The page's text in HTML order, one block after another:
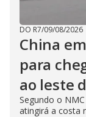
DO R7/09/08/2026
China
para
ao leste
Segundo o
atingirá a costa